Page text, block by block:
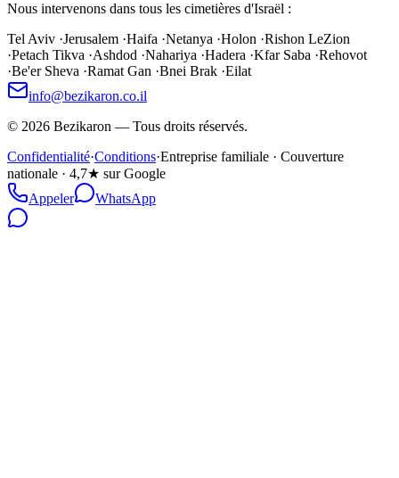
Nous intervenons dans tous les cimetières d'Israël :
Tel Aviv ·Jerusalem ·Haifa ·Netanya ·Holon ·Rishon LeZion
·Petach Tikva ·Ashdod ·Nahariya ·Hadera ·Kfar Saba ·Rehovot
·Be'er Sheva ·Ramat Gan ·Bnei Brak ·Eilat
info@bezikaron.co.il
© 2026 Bezikaron — Tous droits réservés.
Confidentialité·Conditions·Entreprise familiale · Couverture
nationale · 4,7★ sur Google
Appeler
WhatsApp